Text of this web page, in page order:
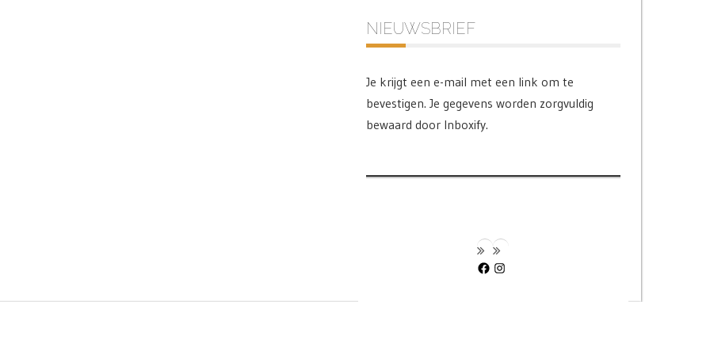
NIEUWSBRIEF
Je krijgt een e-mail met een link om te
bevestigen. Je gegevens worden zorgvuldig
bewaard door Inboxify.
Facebook
Instagram